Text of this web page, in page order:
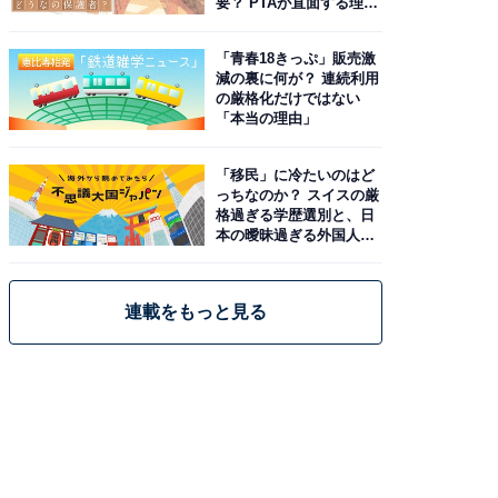
「青春18きっぷ」販売激
減の裏に何が？ 連続利用
の厳格化だけではない
「本当の理由」
「移民」に冷たいのはど
っちなのか？ スイスの厳
格過ぎる学歴選別と、日
本の曖昧過ぎる外国人政
連載をもっと見る